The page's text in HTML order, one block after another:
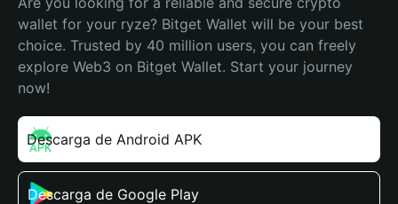
wallet for your ryze? Bitget Wallet will be your best
choice. Trusted by 40 million users, you can freely
explore Web3 on Bitget Wallet. Start your journey
now!
Descarga de Android APK
Descarga de Google Play